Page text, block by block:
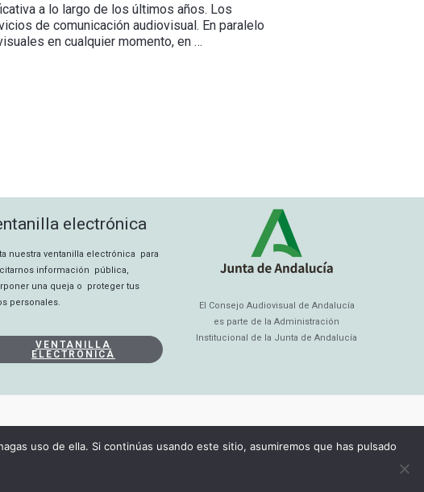
a lo largo de los últimos años. Los
de comunicación audiovisual. En paralelo
en cualquier momento, en …
electrónica
nuestra ventanilla electrónica para
información pública,
una queja o proteger tus
personales.
VENTANILLA
ELECTRÓNICA
El Consejo Audiovisual de Andalucía
es parte de la Administración
Institucional de la Junta de Andalucía
uso de ella. Si continúas usando este sitio, asumiremos que has pulsado